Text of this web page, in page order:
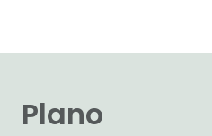
Plano